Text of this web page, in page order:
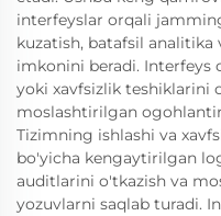
interfeyslar orqali
kuzatish, batafsil
imkonini beradi. Interfeys
yoki xavfsizlik teshiklarini
moslashtirilgan
Tizimning ishlashi va
bo'yicha kengaytirilgan
auditlarini o'tkazish va
yozuvlarni saqlab turadi.